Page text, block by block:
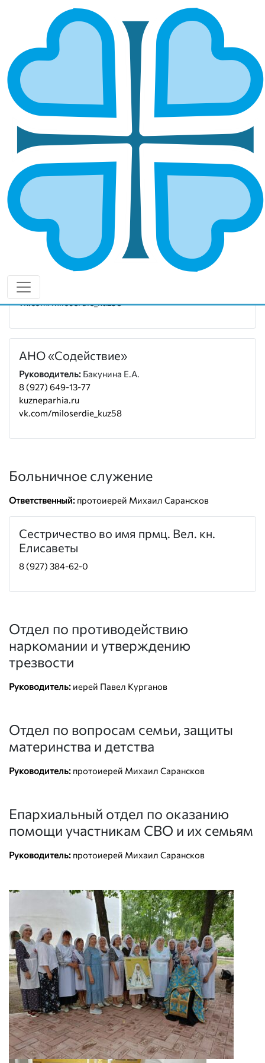
КУЗНЕЦКАЯ И НИКОЛЬСКАЯ
ГЛАВНАЯ МИТРОПОЛИИ КУЗНЕЦКАЯ И НИКОЛЬСКАЯ
Епархией управляет епископ Кузнецкий и
Никольский Назарий
ОСНОВНЫЕ НАПРАВЛЕНИЯ
РАБОТЫ
Социальное служение
Социальный отдел епархии
Руководитель:
8 (927) 384-62-0
vk.com/miloserdie_kuz58
АНО «Содействие»
Руководитель: Бакунина Е.А.
8 (927) 649-13-77
kuzneparhia.ru
vk.com/miloserdie_kuz58
Больничное служение
Ответственный: протоиерей Михаил Сарансков
Сестричество во имя прмц. Вел. кн.
Елисаветы
8 (927) 384-62-0
Отдел по противодействию
наркомании и утверждению
трезвости
Руководитель: иерей Павел Курганов
Отдел по вопросам семьи, защиты
материнства и детства
Руководитель: протоиерей Михаил Сарансков
Епархиальный отдел по оказанию
помощи участникам СВО и их семьям
Руководитель: протоиерей Михаил Сарансков